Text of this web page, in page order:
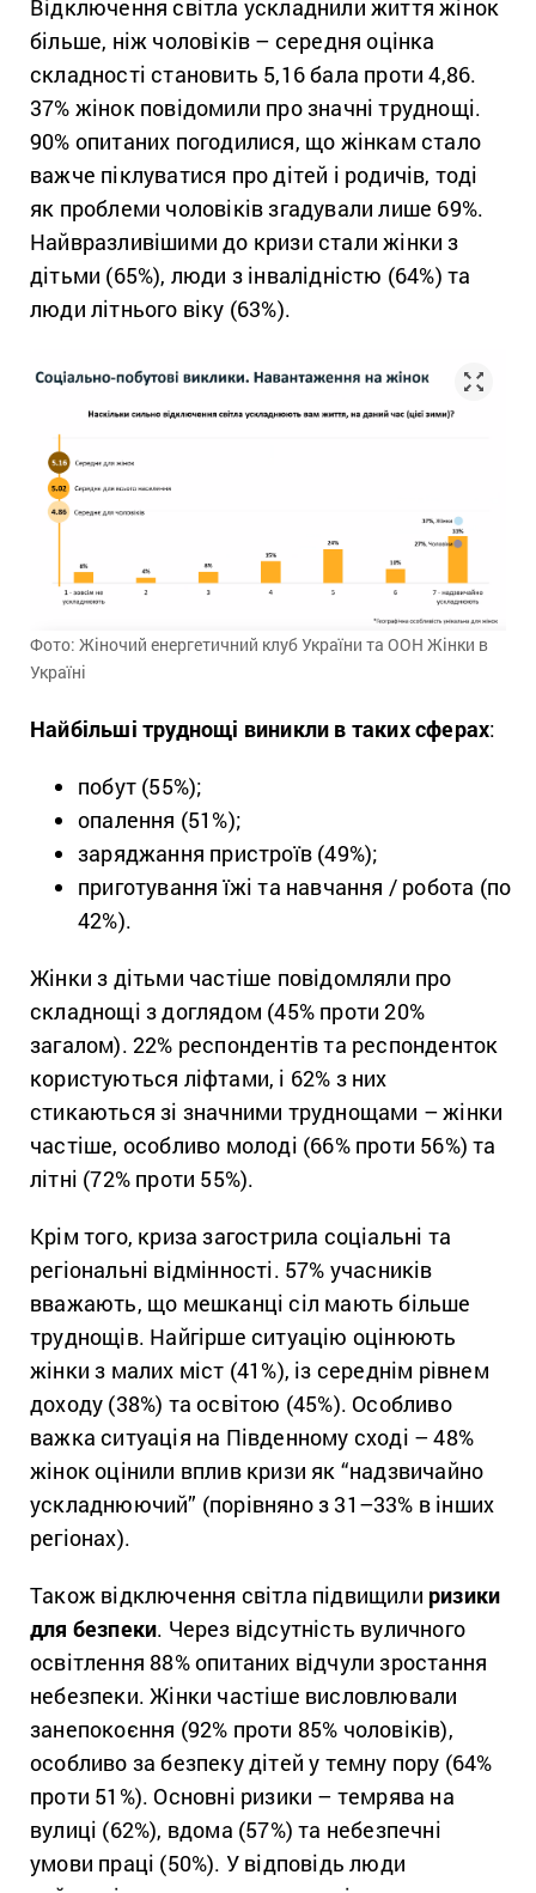
Відключення світла ускладнили життя жінок
більше, ніж чоловіків – середня оцінка
складності становить 5,16 бала проти 4,86.
37% жінок повідомили про значні труднощі.
90% опитаних погодилися, що жінкам стало
важче піклуватися про дітей і родичів, тоді
як проблеми чоловіків згадували лише 69%.
Найвразливішими до кризи стали жінки з
дітьми (65%), люди з інвалідністю (64%) та
люди літнього віку (63%).
Фото: Жіночий енергетичний клуб України та ООН Жінки в
Україні
Найбільші труднощі виникли в таких сферах:
побут (55%);
опалення (51%);
заряджання пристроїв (49%);
приготування їжі та навчання / робота (по
42%).
Жінки з дітьми частіше повідомляли про
складнощі з доглядом (45% проти 20%
загалом). 22% респондентів та респонденток
користуються ліфтами, і 62% з них
стикаються зі значними труднощами – жінки
частіше, особливо молоді (66% проти 56%) та
літні (72% проти 55%).
Крім того, криза загострила соціальні та
регіональні відмінності. 57% учасників
вважають, що мешканці сіл мають більше
труднощів. Найгірше ситуацію оцінюють
жінки з малих міст (41%), із середнім рівнем
доходу (38%) та освітою (45%). Особливо
важка ситуація на Південному сході – 48%
жінок оцінили вплив кризи як “надзвичайно
ускладнюючий” (порівняно з 31–33% в інших
регіонах).
Також відключення світла підвищили ризики
для безпеки. Через відсутність вуличного
освітлення 88% опитаних відчули зростання
небезпеки. Жінки частіше висловлювали
занепокоєння (92% проти 85% чоловіків),
особливо за безпеку дітей у темну пору (64%
проти 51%). Основні ризики – темрява на
вулиці (62%), вдома (57%) та небезпечні
умови праці (50%). У відповідь люди